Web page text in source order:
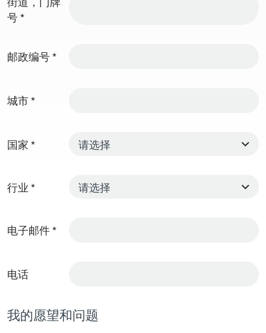
号*
邮政编号*
城市*
国家 *
行业 *
电子邮件*
电话
我的愿望和问题